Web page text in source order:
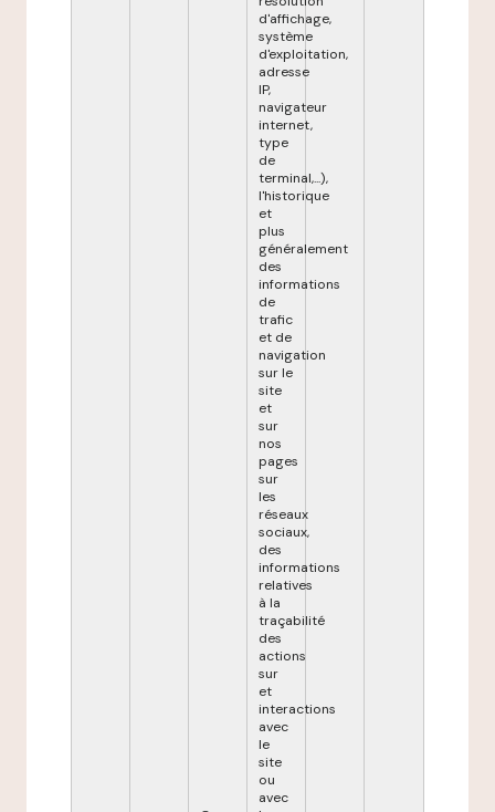
d'affichage,
système
d'exploitation,
adresse
IP,
navigateur
internet,
type
de
terminal,...),
l'historique
et
plus
généralement
des
informations
de
trafic
et de
navigation
sur le
site
et
sur
nos
pages
sur
les
réseaux
sociaux,
des
informations
relatives
à la
traçabilité
des
actions
sur
et
interactions
avec
le
site
ou
avec